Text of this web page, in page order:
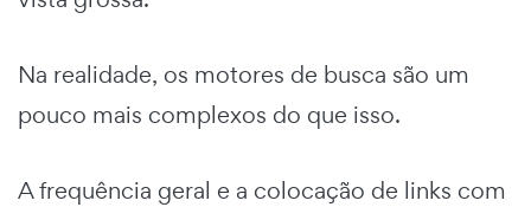
Na realidade, os motores de busca são um
pouco mais complexos do que isso.
A frequência geral e a colocação de links com